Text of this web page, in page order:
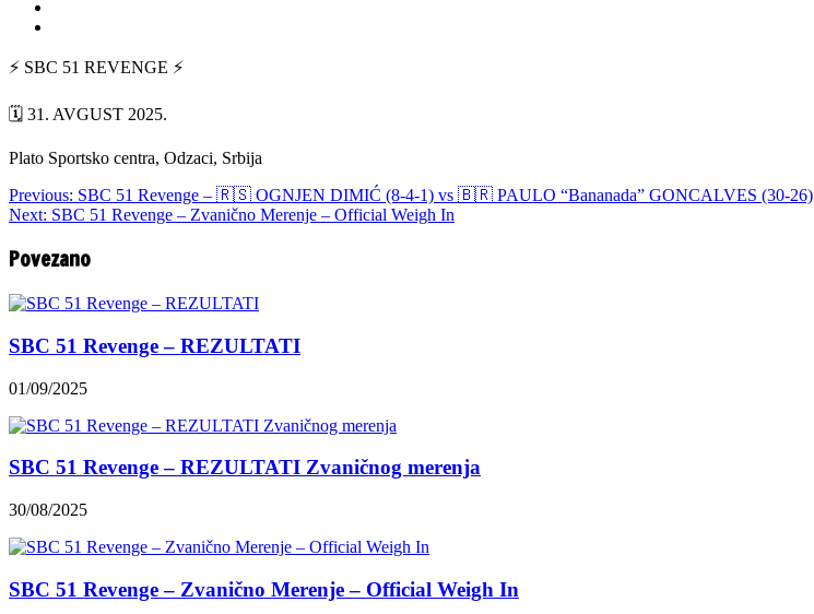
⚡️ SBC 51 REVENGE ⚡️
🗓 31. AVGUST 2025.
Plato Sportsko centra, Odzaci, Srbija
Previous: SBC 51 Revenge – 🇷🇸 OGNJEN DIMIĆ (8-4-1) vs 🇧🇷 PAULO “Bananada” GONCALVES (30-26)
Next: SBC 51 Revenge – Zvanično Merenje – Official Weigh In
Povezano
SBC 51 Revenge – REZULTATI
01/09/2025
SBC 51 Revenge – REZULTATI Zvaničnog merenja
30/08/2025
SBC 51 Revenge – Zvanično Merenje – Official Weigh In